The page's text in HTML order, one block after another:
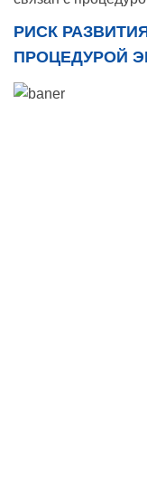
РИСК
ПРОЦЕДУРОЙ